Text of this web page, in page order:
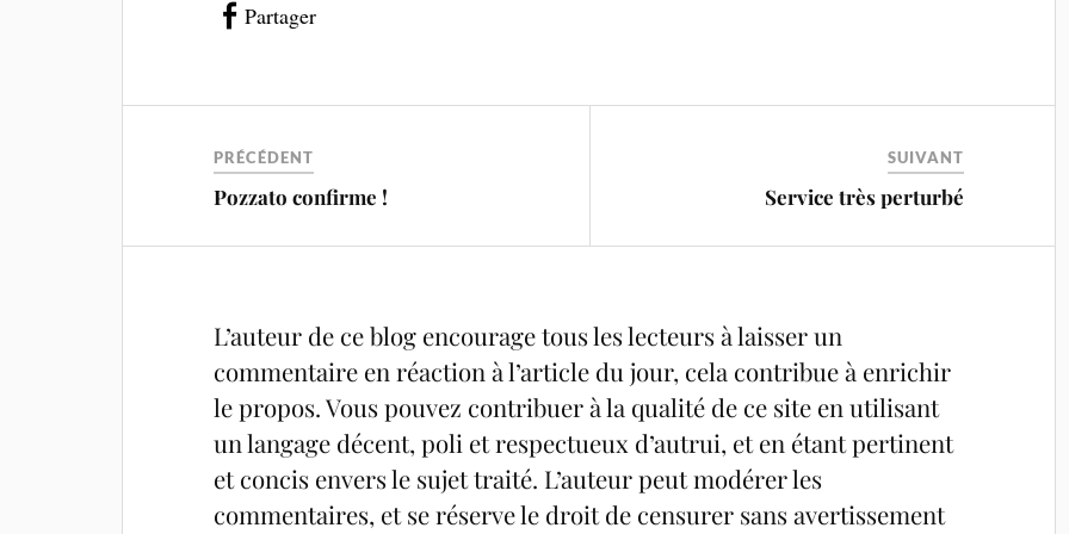
Partager
PRÉCÉDENT
Pozzato confirme !
SUIVANT
Service très perturbé
L’auteur de ce blog encourage tous les lecteurs à laisser un
commentaire en réaction à l’article du jour, cela contribue à enrichir
le propos. Vous pouvez contribuer à la qualité de ce site en utilisant
un langage décent, poli et respectueux d’autrui, et en étant pertinent
et concis envers le sujet traité. L’auteur peut modérer les
commentaires, et se réserve le droit de censurer sans avertissement